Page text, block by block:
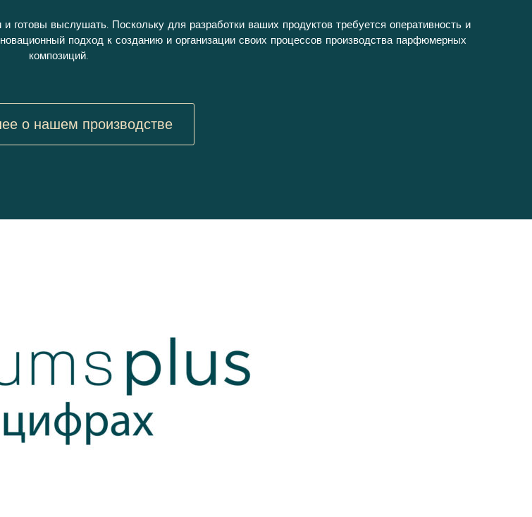
выслушать. Поскольку для разработки ваших продуктов требуется оперативность и
подход к созданию и организации своих процессов производства парфюмерных
композиций.
о нашем производстве